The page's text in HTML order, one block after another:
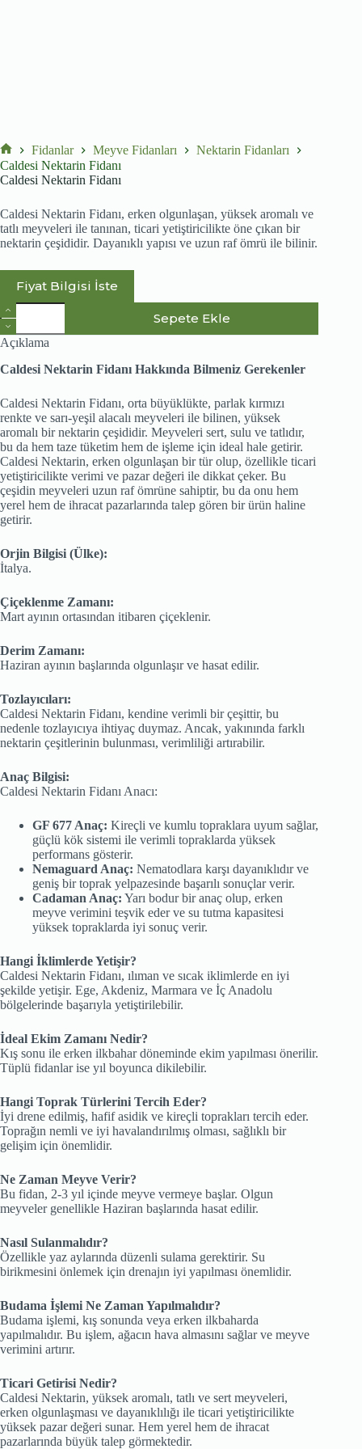
No
title
Fidanlar Meyve Fidanları
Nektarin Fidanları
Caldesi Nektarin Fidanı
Caldesi Nektarin Fidanı
Caldesi Nektarin Fidanı, erken olgunlaşan, yüksek aromalı ve
tatlı meyveleri ile tanınan, ticari yetiştiricilikte öne çıkan bir
nektarin çeşididir. Dayanıklı yapısı ve uzun raf ömrü ile bilinir.
Fiyat Bilgisi İste
Caldesi
Nektarin
Fidanı
adet
Sepete Ekle
Açıklama
Caldesi Nektarin Fidanı Hakkında Bilmeniz Gerekenler
Caldesi Nektarin Fidanı, orta büyüklükte, parlak kırmızı
renkte ve sarı-yeşil alacalı meyveleri ile bilinen, yüksek
aromalı bir nektarin çeşididir. Meyveleri sert, sulu ve tatlıdır,
bu da hem taze tüketim hem de işleme için ideal hale getirir.
Caldesi Nektarin, erken olgunlaşan bir tür olup, özellikle ticari
yetiştiricilikte verimi ve pazar değeri ile dikkat çeker. Bu
çeşidin meyveleri uzun raf ömrüne sahiptir, bu da onu hem
yerel hem de ihracat pazarlarında talep gören bir ürün haline
getirir.
Orjin Bilgisi (Ülke):
İtalya.
Çiçeklenme Zamanı:
Mart ayının ortasından itibaren çiçeklenir.
Derim Zamanı:
Haziran ayının başlarında olgunlaşır ve hasat edilir.
Tozlayıcıları:
Caldesi Nektarin Fidanı, kendine verimli bir çeşittir, bu
nedenle tozlayıcıya ihtiyaç duymaz. Ancak, yakınında farklı
nektarin çeşitlerinin bulunması, verimliliği artırabilir.
Anaç Bilgisi:
Caldesi Nektarin Fidanı Anacı:
GF 677 Anaç: Kireçli ve kumlu topraklara uyum sağlar,
güçlü kök sistemi ile verimli topraklarda yüksek
performans gösterir.
Nemaguard Anaç: Nematodlara karşı dayanıklıdır ve
geniş bir toprak yelpazesinde başarılı sonuçlar verir.
Cadaman Anaç: Yarı bodur bir anaç olup, erken
meyve verimini teşvik eder ve su tutma kapasitesi
yüksek topraklarda iyi sonuç verir.
Hangi İklimlerde Yetişir?
Caldesi Nektarin Fidanı, ılıman ve sıcak iklimlerde en iyi
şekilde yetişir. Ege, Akdeniz, Marmara ve İç Anadolu
bölgelerinde başarıyla yetiştirilebilir.
İdeal Ekim Zamanı Nedir?
Kış sonu ile erken ilkbahar döneminde ekim yapılması önerilir.
Tüplü fidanlar ise yıl boyunca dikilebilir.
Hangi Toprak Türlerini Tercih Eder?
İyi drene edilmiş, hafif asidik ve kireçli toprakları tercih eder.
Toprağın nemli ve iyi havalandırılmış olması, sağlıklı bir
gelişim için önemlidir.
Ne Zaman Meyve Verir?
Bu fidan, 2-3 yıl içinde meyve vermeye başlar. Olgun
meyveler genellikle Haziran başlarında hasat edilir.
Nasıl Sulanmalıdır?
Özellikle yaz aylarında düzenli sulama gerektirir. Su
birikmesini önlemek için drenajın iyi yapılması önemlidir.
Budama İşlemi Ne Zaman Yapılmalıdır?
Budama işlemi, kış sonunda veya erken ilkbaharda
yapılmalıdır. Bu işlem, ağacın hava almasını sağlar ve meyve
verimini artırır.
Ticari Getirisi Nedir?
Caldesi Nektarin, yüksek aromalı, tatlı ve sert meyveleri,
erken olgunlaşması ve dayanıklılığı ile ticari yetiştiricilikte
yüksek pazar değeri sunar. Hem yerel hem de ihracat
pazarlarında büyük talep görmektedir.